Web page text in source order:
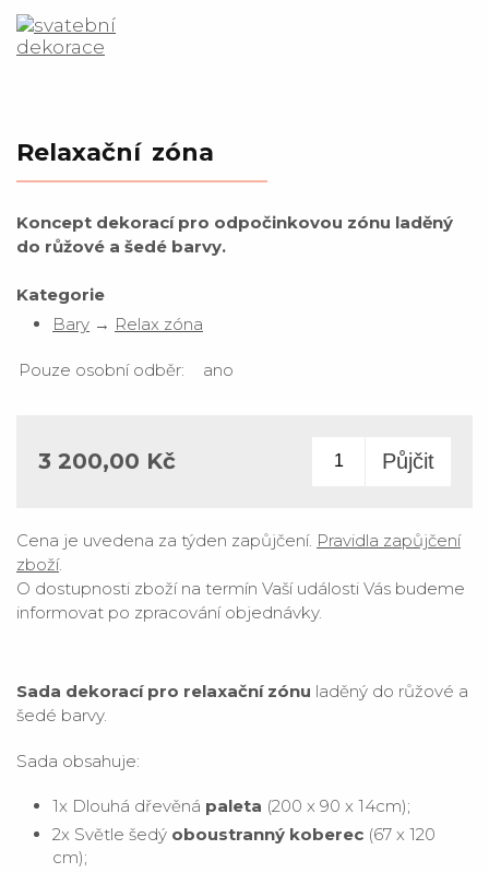
Relaxační zóna
Koncept dekorací pro odpočinkovou zónu laděný
do růžové a šedé barvy.
Kategorie
Bary → Relax zóna
Pouze osobní odběr: ano
3 200,00 Kč
Cena je uvedena za týden zapůjčení. Pravidla zapůjčení
zboží.
O dostupnosti zboží na termín Vaší události Vás budeme
informovat po zpracování objednávky.
Sada dekorací pro relaxační zónu laděný do růžové a
šedé barvy.
Sada obsahuje:
1x Dlouhá dřevěná paleta (200 x 90 x 14cm);
2x Světle šedý oboustranný koberec (67 x 120
cm);